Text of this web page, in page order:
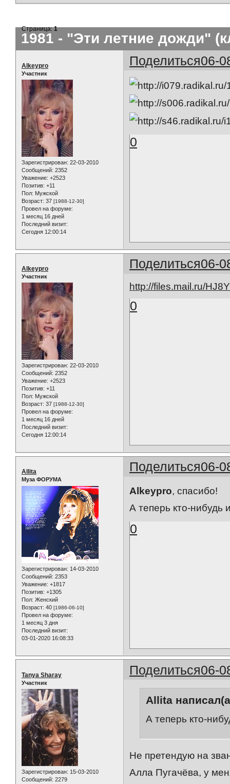
1981 - "Эти летние дожди"
Страница:1
Поделиться06-
Alkeypro
Участник
Зарегистрирован: 22-03-2010
Сообщений: 2352
Уважение: +2523
Позитив: +11
Пол: Мужской
Возраст: 37 [1988-12-30]
Провел на форуме:
1 месяц 16 дней
Последний визит:
Сегодня 12:00:14
0
Поделиться06-
Alkeypro
Участник
Зарегистрирован: 22-03-2010
Сообщений: 2352
Уважение: +2523
Позитив: +11
Пол: Мужской
Возраст: 37 [1988-12-30]
Провел на форуме:
1 месяц 16 дней
Последний визит:
Сегодня 12:00:14
http://files.mail.ru/
0
Поделиться06-
Allita
Муза ФОРУМА
Зарегистрирован: 14-03-2010
Сообщений: 2353
Уважение: +1817
Позитив: +1305
Пол: Женский
Возраст: 40 [1986-06-10]
Провел на форуме:
1 месяц 3 дня
Последний визит:
03-01-2020 16:08:33
Alkeypro, спасибо!
А теперь кто-нибудь
0
Поделиться06-
Tanya Sharay
Участник
Зарегистрирован: 15-03-2010
Сообщений: 2279
Allita
А теперь кто-
Не претендую на
Алла Пугачёва, у